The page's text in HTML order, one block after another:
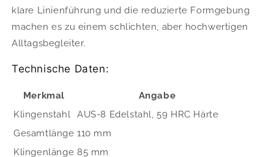
klare Linienführung und die reduzierte Formgebung
machen es zu einem schlichten, aber hochwertigen
Alltagsbegleiter.
Technische Daten:
Merkmal
Angabe
Klingenstahl
AUS-8 Edelstahl, 59 HRC Härte
Gesamtlänge 110 mm
Klingenlänge 85 mm